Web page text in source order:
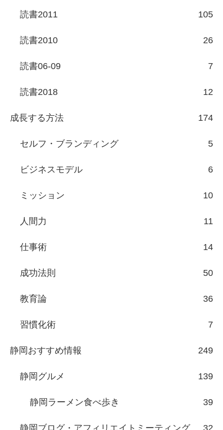
読書2011 105
読書2010 26
読書06-09 7
読書2018 12
成長する方法 174
セルフ・ブランディング 5
ビジネスモデル 6
ミッション 10
人間力 11
仕事術 14
成功法則 50
教育論 36
習慣化術 7
静岡おすすめ情報 249
静岡グルメ 139
静岡ラーメン食べ歩き 39
静岡ブログ・アフィリエイトミーティング 32